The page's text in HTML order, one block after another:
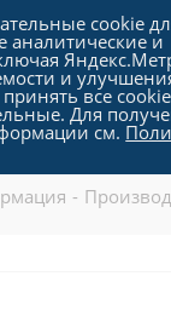
Beats
-
cookie
аналитические и
и
все
Для
см.